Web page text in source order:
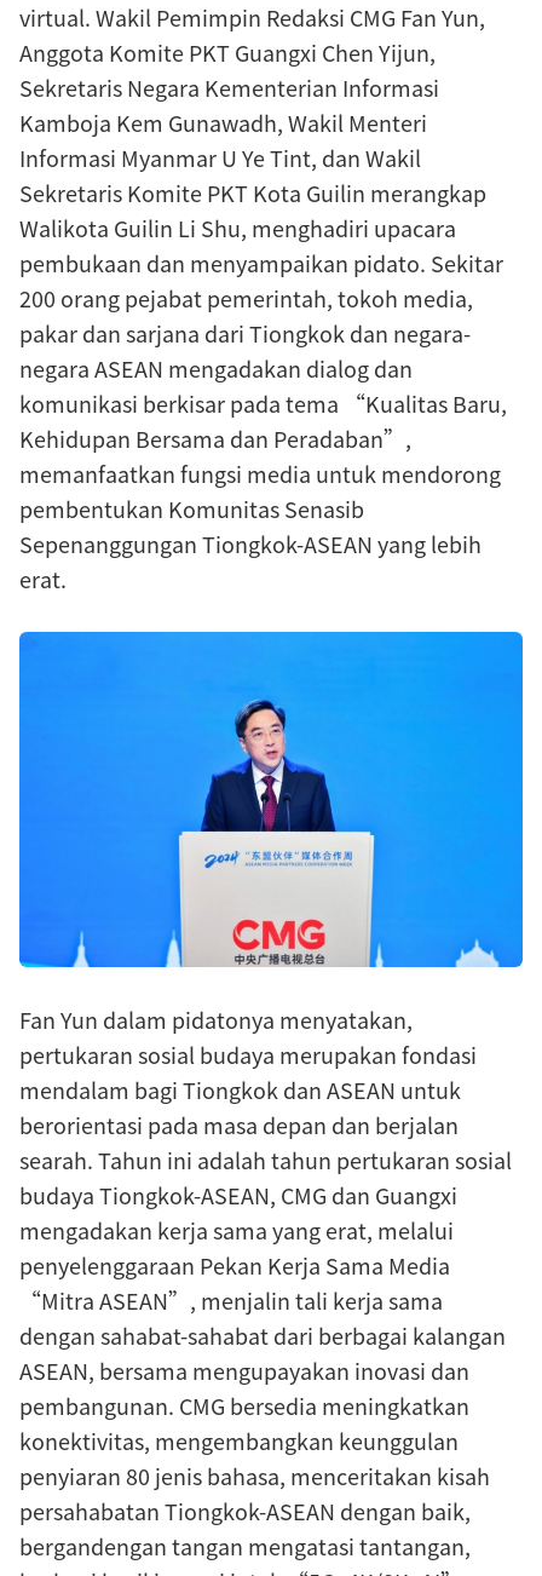
virtual. Wakil Pemimpin Redaksi CMG Fan Yun,
Anggota Komite PKT Guangxi Chen Yijun,
Sekretaris Negara Kementerian Informasi
Kamboja Kem Gunawadh, Wakil Menteri
Informasi Myanmar U Ye Tint, dan Wakil
Sekretaris Komite PKT Kota Guilin merangkap
Walikota Guilin Li Shu, menghadiri upacara
pembukaan dan menyampaikan pidato. Sekitar
200 orang pejabat pemerintah, tokoh media,
pakar dan sarjana dari Tiongkok dan negara-
negara ASEAN mengadakan dialog dan
komunikasi berkisar pada tema “Kualitas Baru,
Kehidupan Bersama dan Peradaban”,
memanfaatkan fungsi media untuk mendorong
pembentukan Komunitas Senasib
Sepenanggungan Tiongkok-ASEAN yang lebih
erat.
Fan Yun dalam pidatonya menyatakan,
pertukaran sosial budaya merupakan fondasi
mendalam bagi Tiongkok dan ASEAN untuk
berorientasi pada masa depan dan berjalan
searah. Tahun ini adalah tahun pertukaran sosial
budaya Tiongkok-ASEAN, CMG dan Guangxi
mengadakan kerja sama yang erat, melalui
penyelenggaraan Pekan Kerja Sama Media
“Mitra ASEAN”, menjalin tali kerja sama
dengan sahabat-sahabat dari berbagai kalangan
ASEAN, bersama mengupayakan inovasi dan
pembangunan. CMG bersedia meningkatkan
konektivitas, mengembangkan keunggulan
penyiaran 80 jenis bahasa, menceritakan kisah
persahabatan Tiongkok-ASEAN dengan baik,
bergandengan tangan mengatasi tantangan,